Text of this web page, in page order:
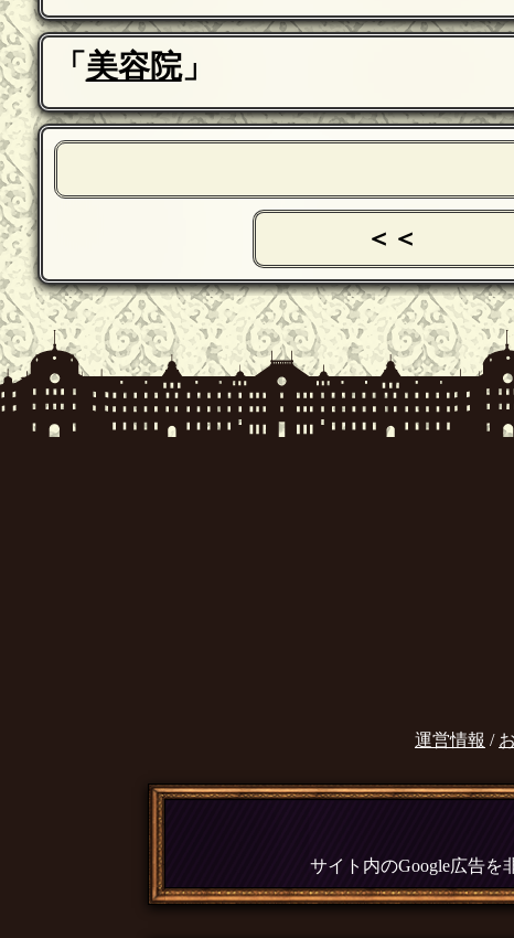
「 美容院」
＜＜
運営情報 /
サイト内のGoogle広告を